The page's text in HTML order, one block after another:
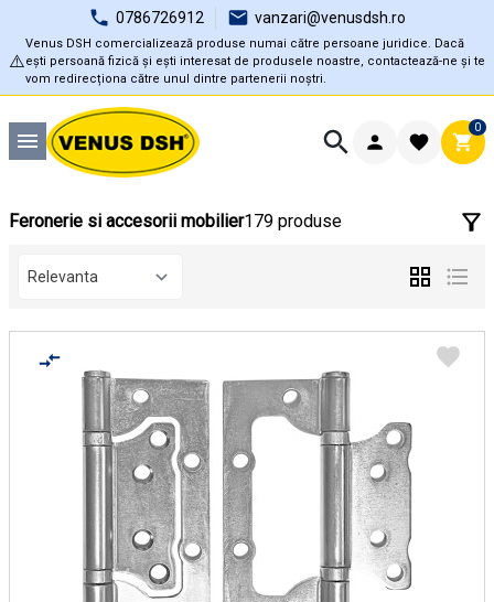
0786726912 vanzari@venusdsh.ro
⚠️
Venus DSH comercializează produse numai către persoane juridice. Dacă
ești persoană fizică și ești interesat de produsele noastre, contactează-ne și te
vom redirecționa către unul dintre partenerii noștri.
0
Feronerie si accesorii mobilier179 produse